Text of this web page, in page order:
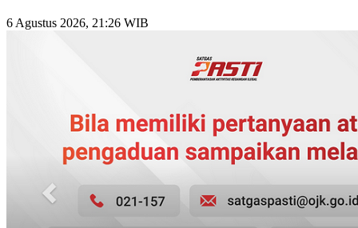
6 Agustus 2026, 21:26 WIB